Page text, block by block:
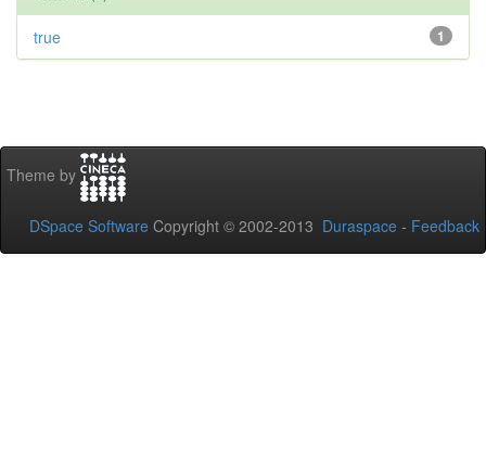
1
true
Theme by
DSpace Software Copyright © 2002-2013 Duraspace - Feedback